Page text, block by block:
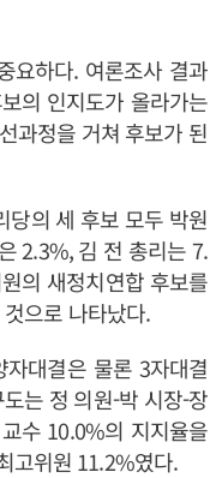
요하다. 여론조사 결과
의 인지도가 올라가는
과정을 거쳐 후보가 된
당의 세 후보 모두 박원
2.3%, 김 전 총리는 7.
의 새정치연합 후보를
으로 나타났다.
대결은 물론 3자대결
는 정 의원-박 시장-장
수 10.0%의 지지율을
고위원 11.2%였다.